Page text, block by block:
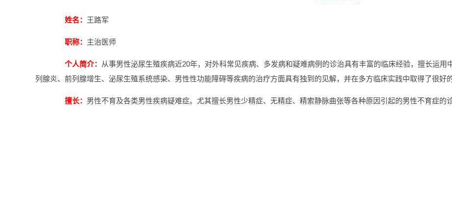
姓名： 王路军
职称： 主治医师
个人简介：
从事男性泌尿生殖疾病近20年，对外科常见疾病、多发病和疑难病例的诊治具有丰富的临床经验，擅长运
列腺炎、前列腺增生、泌尿生殖系统感染、男性性功能障碍等疾病的治疗方面具有独到的见解，并在多方临床实践中取得了很好
擅长： 男性不育及各类男性疾病疑难症。尤其擅长男性少精症、无精症、精索静脉曲张等各种原因引起的男性不育症的诊